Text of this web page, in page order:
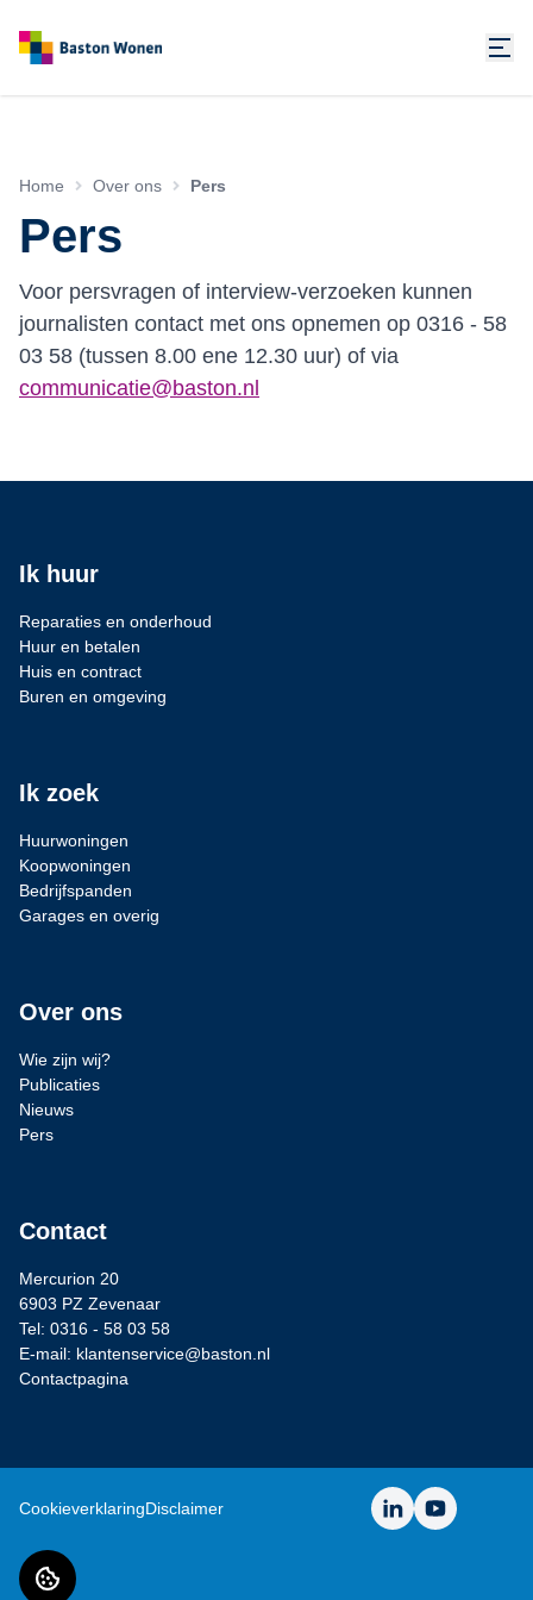
Home Over ons Pers
Pers
Voor persvragen of interview-verzoeken kunnen
journalisten contact met ons opnemen op 0316 - 58
03 58 (tussen 8.00 ene 12.30 uur) of via
communicatie@baston.nl
Ik huur
Reparaties en onderhoud
Huur en betalen
Huis en contract
Buren en omgeving
Ik zoek
Huurwoningen
Koopwoningen
Bedrijfspanden
Garages en overig
Over ons
Wie zijn wij?
Publicaties
Nieuws
Pers
Contact
Mercurion 20
6903 PZ Zevenaar
Tel: 0316 - 58 03 58
E-mail: klantenservice@baston.nl
Contactpagina
CookieverklaringDisclaimer LinkedInYouTube